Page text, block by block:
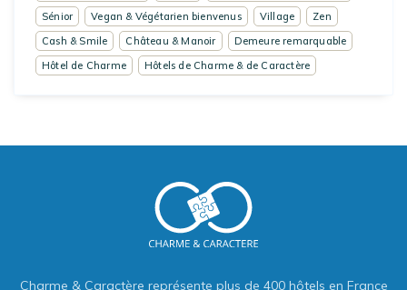
Sénior
Vegan & Végétarien bienvenus Village
Zen
Cash & Smile
Château & Manoir
Demeure remarquable
Hôtel de Charme
Hôtels de Charme & de Caractère
Charme & Caractère représente plus de 400 hôtels en France